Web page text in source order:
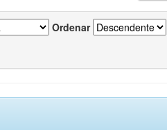
Ordenar